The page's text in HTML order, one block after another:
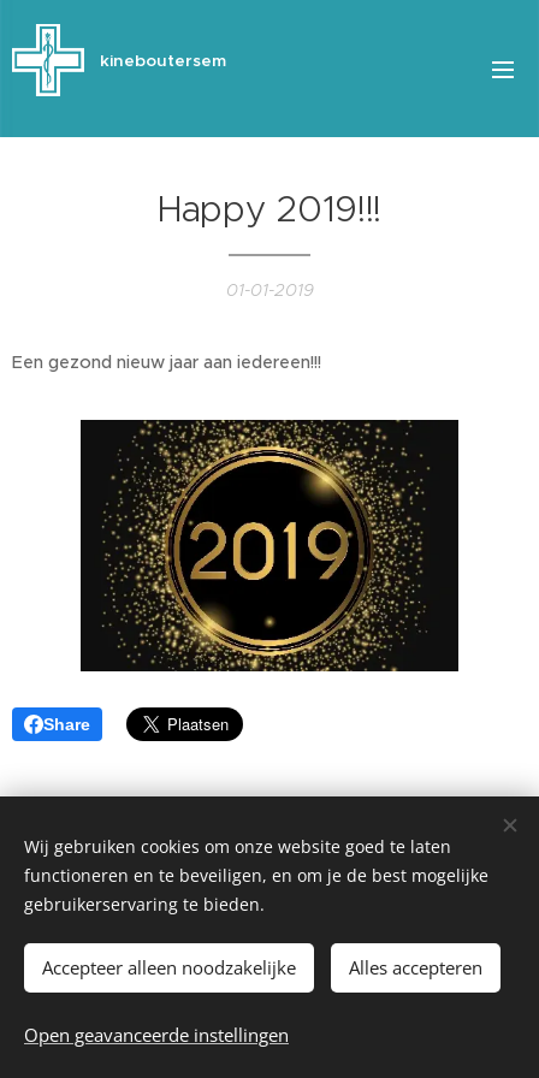
kineboutersem
Happy 2019!!!
01-01-2019
Een gezond nieuw jaar aan iedereen!!!
Share
© 2026 Kineboutersem bv
Website bydry.media
Wij gebruiken cookies om onze website goed te laten
functioneren en te beveiligen, en om je de best mogelijke
gebruikerservaring te bieden.
Accepteer alleen noodzakelijke Alles accepteren
Open geavanceerde instellingen